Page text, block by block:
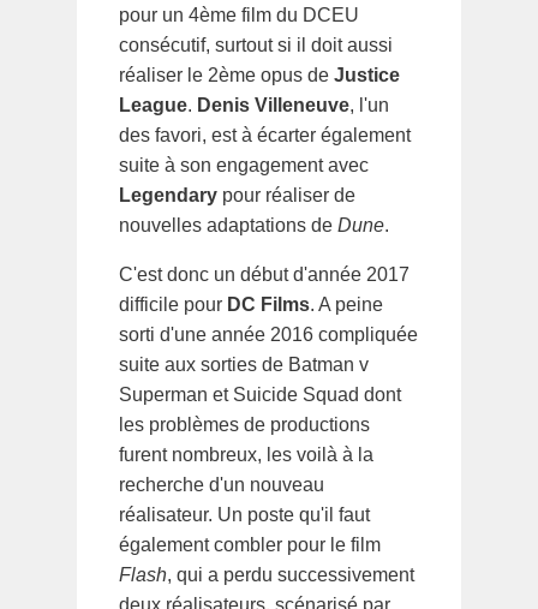
pour un 4ème film du DCEU
consécutif, surtout si il doit aussi
réaliser le 2ème opus de Justice
League. Denis Villeneuve, l'un
des favori, est à écarter également
suite à son engagement avec
Legendary pour réaliser de
nouvelles adaptations de Dune.
C'est donc un début d'année 2017
difficile pour DC Films. A peine
sorti d'une année 2016 compliquée
suite aux sorties de Batman v
Superman et Suicide Squad dont
les problèmes de productions
furent nombreux, les voilà à la
recherche d'un nouveau
réalisateur. Un poste qu'il faut
également combler pour le film
Flash, qui a perdu successivement
deux réalisateurs, scénarisé par